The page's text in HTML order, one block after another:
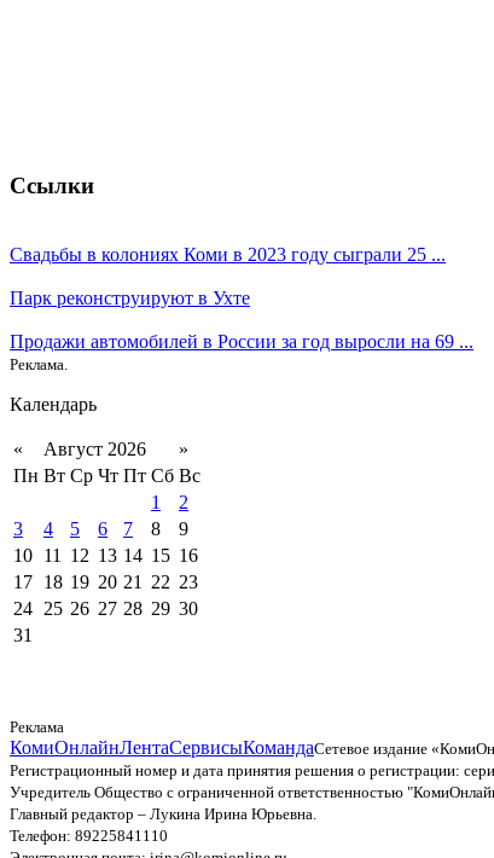
Ссылки
Свадьбы в колониях Коми в 2023 году сыграли 25 ...
Парк реконструируют в Ухте
Продажи автомобилей в России за год выросли на 69 ...
Реклама.
Календарь
« Август 2026
»
Пн Вт Ср Чт Пт Сб Вс
1
2
3
4 5 6 7 8
9
10 11 12 13 14 15 16
17 18 19 20 21 22 23
24 25 26 27 28 29 30
31
Реклама
КомиОнлайнЛентаСервисыКомандаСетевое издание
Регистрационный номер и дата принятия решения о регистрации:
Учредитель Общество с ограниченной ответственностью
Главный редактор – Лукина Ирина Юрьевна.
Телефон: 89225841110